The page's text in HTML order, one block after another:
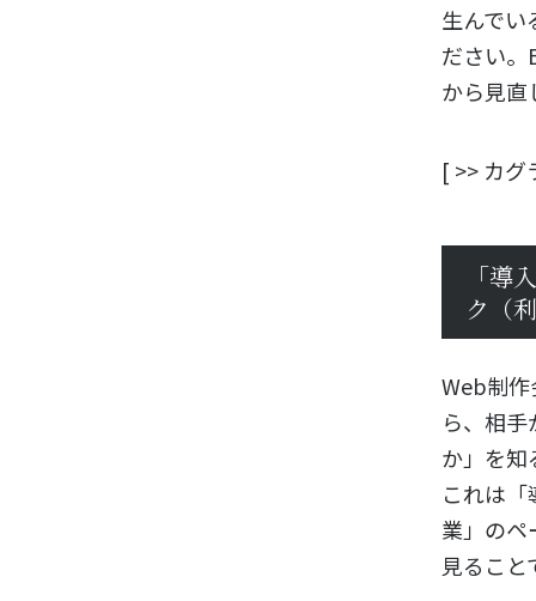
生んでい
ださい
から見直
[ >> カ
「導
ク（
Web制作
ら、相
か」を知
これは
業」のペ
見ること